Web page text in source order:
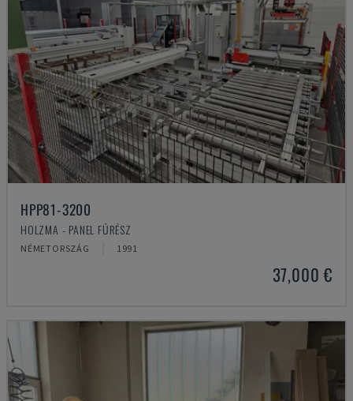
HPP81-3200
HOLZMA - PANEL FŰRÉSZ
NÉMETORSZÁG 1991
37,000 €